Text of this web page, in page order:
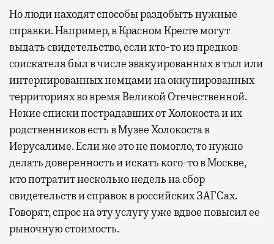
Но люди находят способы раздобыть нужные
справки. Например, в Красном Кресте могут
выдать свидетельство, если кто-то из предков
соискателя был в числе эвакуированных в тыл или
интернированных немцами на оккупированных
территориях во время Великой Отечественной.
Некие списки пострадавших от Холокоста и их
родственников есть в Музее Холокоста в
Иерусалиме. Если же это не помогло, то нужно
делать доверенность и искать кого-то в Москве,
кто потратит несколько недель на сбор
свидетельств и справок в российских ЗАГСах.
Говорят, спрос на эту услугу уже вдвое повысил ее
рыночную стоимость.